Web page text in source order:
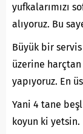
yufkalarımızı
alıyoruz. Bu
Büyük bir
üzerine harçtan
yapıyoruz. En
Yani 4 tane
koyun ki yetsin.